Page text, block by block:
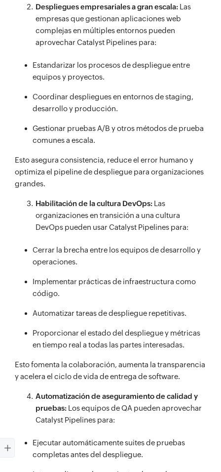
Despliegues empresariales a gran escala: Las
empresas que gestionan aplicaciones web
complejas en múltiples entornos pueden
aprovechar Catalyst Pipelines para:
Estandarizar los procesos de despliegue entre
equipos y proyectos.
Coordinar despliegues en entornos de staging,
desarrollo y producción.
Gestionar pruebas A/B y otros métodos de prueba
comunes a escala.
Esto asegura consistencia, reduce el error humano y
optimiza el pipeline de despliegue para organizaciones
grandes.
Habilitación de la cultura DevOps: Las
organizaciones en transición a una cultura
DevOps pueden usar Catalyst Pipelines para:
Cerrar la brecha entre los equipos de desarrollo y
operaciones.
Implementar prácticas de infraestructura como
código.
Automatizar tareas de despliegue repetitivas.
Proporcionar el estado del despliegue y métricas
en tiempo real a todas las partes interesadas.
Esto fomenta la colaboración, aumenta la transparencia
y acelera el ciclo de vida de entrega de software.
Automatización de aseguramiento de calidad y
pruebas: Los equipos de QA pueden aprovechar
Catalyst Pipelines para:
Ejecutar automáticamente suites de pruebas
completas antes del despliegue.